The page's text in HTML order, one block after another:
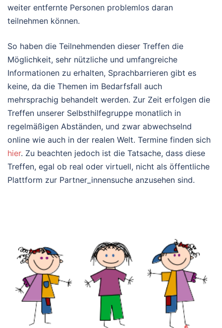
weiter entfernte Personen problemlos daran
teilnehmen können.
So haben die Teilnehmenden dieser Treffen die
Möglichkeit, sehr nützliche und umfangreiche
Informationen zu erhalten, Sprachbarrieren gibt es
keine, da die Themen im Bedarfsfall auch
mehrsprachig behandelt werden. Zur Zeit erfolgen die
Treffen unserer Selbsthilfegruppe monatlich in
regelmäßigen Abständen, und zwar abwechselnd
online wie auch in der realen Welt. Termine finden sich
hier. Zu beachten jedoch ist die Tatsache, dass diese
Treffen, egal ob real oder virtuell, nicht als öffentliche
Plattform zur Partner_innensuche anzusehen sind.